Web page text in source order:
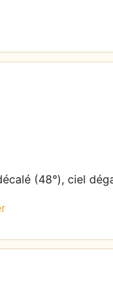
(48°), ciel